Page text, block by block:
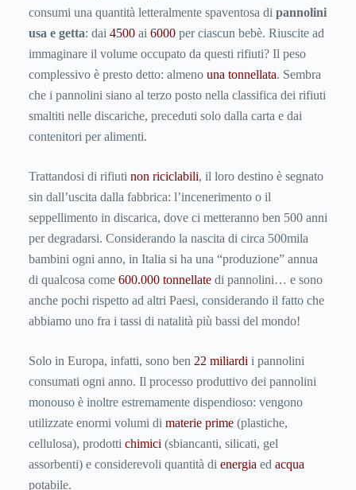
i nostri figli.
consumi una quantità letteralmente spaventosa di pannolini
usa e getta: dai 4500 ai 6000 per ciascun bebè. Riuscite ad
immaginare il volume occupato da questi rifiuti? Il peso
complessivo è presto detto: almeno una tonnellata. Sembra
che i pannolini siano al terzo posto nella classifica dei rifiuti
smaltiti nelle discariche, preceduti solo dalla carta e dai
contenitori per alimenti.
Trattandosi di rifiuti non riciclabili, il loro destino è segnato
sin dall’uscita dalla fabbrica: l’incenerimento o il
seppellimento in discarica, dove ci metteranno ben 500 anni
per degradarsi. Considerando la nascita di circa 500mila
bambini ogni anno, in Italia si ha una “produzione” annua
di qualcosa come 600.000 tonnellate di pannolini… e sono
anche pochi rispetto ad altri Paesi, considerando il fatto che
abbiamo uno fra i tassi di natalità più bassi del mondo!
Solo in Europa, infatti, sono ben 22 miliardi i pannolini
consumati ogni anno. Il processo produttivo dei pannolini
monouso è inoltre estremamente dispendioso: vengono
utilizzate enormi volumi di materie prime (plastiche,
cellulosa), prodotti chimici (sbiancanti, silicati, gel
assorbenti) e considerevoli quantità di energia ed acqua
potabile.